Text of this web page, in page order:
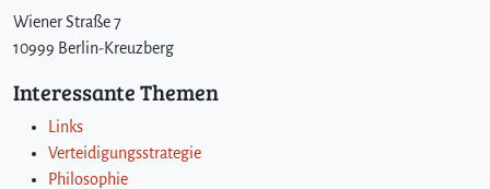
Wiener Straße 7
10999 Berlin-Kreuzberg
Interessante Themen
Links
Verteidigungsstrategie
Philosophie